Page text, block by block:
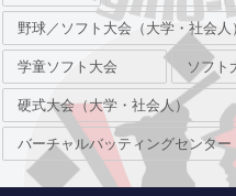
野球／ソフト大会（大学・社会人
学童ソフト大会 ソフト
硬式大会（大学・社会人）
バーチャルバッティングセンター